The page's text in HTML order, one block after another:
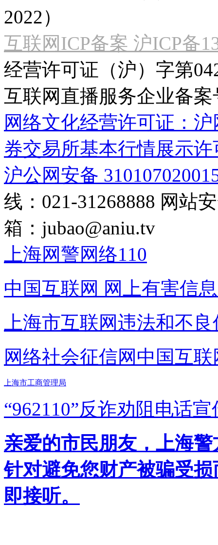
2022）
互联网ICP备案 沪ICP备
经营许可证（沪）字第
互联网直播服务企业备案
网络文化经营许可证：
券交易所基本行情展示许
沪公网安备
线：021-31268888 网站
箱： jubao@aniu.tv
上海网警网络110
中国互联网 网上有害信
上海市互联网违法和不
网络社会征信网 中国互
上海市工商管理局
“962110”反诈劝阻电话宣
亲爱的市民朋友，上海
针对避免您财产被骗受
即接听。